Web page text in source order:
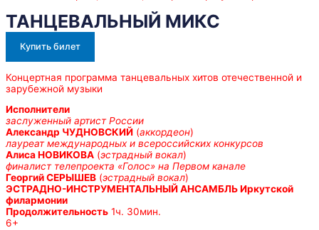
ТАНЦЕВАЛЬНЫЙ МИКС
Купить билет
Концертная программа танцевальных хитов отечественной и
зарубежной музыки
Исполнители
заслуженный артист России
Александр ЧУДНОВСКИЙ (аккордеон)
лауреат международных и всероссийских конкурсов
Алиса НОВИКОВА (эстрадный вокал)
финалист телепроекта «Голос» на Первом канале
Георгий СЕРЫШЕВ (эстрадный вокал)
ЭСТРАДНО-ИНСТРУМЕНТАЛЬНЫЙ АНСАМБЛЬ Иркутской
филармонии
Продолжительность 1ч. 30мин.
6+